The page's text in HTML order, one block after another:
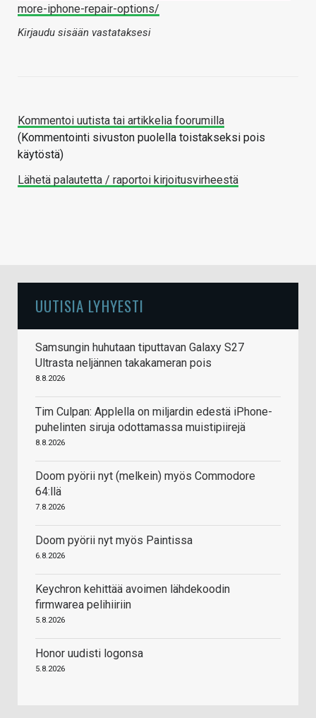
more-iphone-repair-options/
Kirjaudu sisään vastataksesi
Kommentoi uutista tai artikkelia foorumilla
(Kommentointi sivuston puolella toistakseksi pois
käytöstä)
Lähetä palautetta / raportoi kirjoitusvirheestä
UUTISIA LYHYESTI
Samsungin huhutaan tiputtavan Galaxy S27
Ultrasta neljännen takakameran pois
8.8.2026
Tim Culpan: Applella on miljardin edestä iPhone-
puhelinten siruja odottamassa muistipiirejä
8.8.2026
Doom pyörii nyt (melkein) myös Commodore
64:llä
7.8.2026
Doom pyörii nyt myös Paintissa
6.8.2026
Keychron kehittää avoimen lähdekoodin
firmwarea pelihiiriin
5.8.2026
Honor uudisti logonsa
5.8.2026